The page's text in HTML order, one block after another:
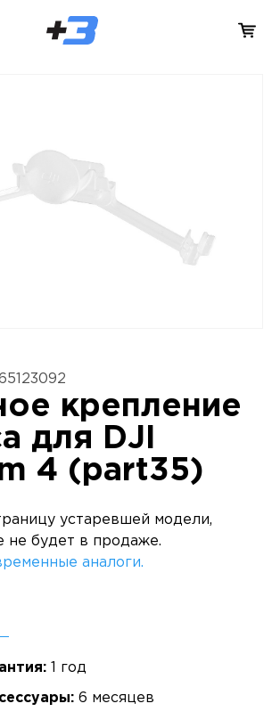
крепление
для DJI
4 (part35)
устаревшей модели,
не будет в продаже.
аналоги.
1 год
6 месяцев